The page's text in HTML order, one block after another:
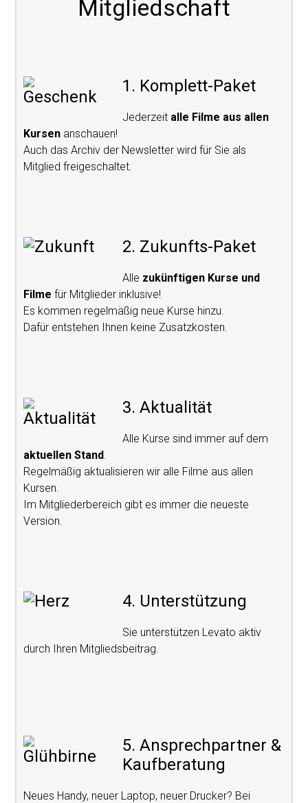
Mitgliedschaft
1. Komplett-Paket
Jederzeit alle Filme aus allen
Kursen anschauen!
Auch das Archiv der Newsletter wird für Sie als
Mitglied freigeschaltet.
2. Zukunfts-Paket
Alle zukünftigen Kurse und
Filme für Mitglieder inklusive!
Es kommen regelmäßig neue Kurse hinzu.
Dafür entstehen Ihnen keine Zusatzkosten.
3. Aktualität
Alle Kurse sind immer auf dem
aktuellen Stand.
Regelmäßig aktualisieren wir alle Filme aus allen
Kursen.
Im Mitgliederbereich gibt es immer die neueste
Version.
4. Unterstützung
Sie unterstützen Levato aktiv
durch Ihren Mitgliedsbeitrag.
5. Ansprechpartner &
Kaufberatung
Neues Handy, neuer Laptop, neuer Drucker? Bei